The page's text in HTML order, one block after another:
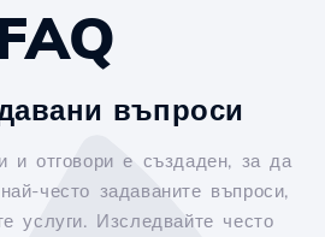
въпроси
и отговори е създаден, за да
често задаваните въпроси,
услуги. Изследвайте често